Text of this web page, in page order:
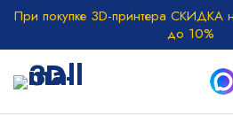
При покупке 3D-принтера СКИДКА
до 10%